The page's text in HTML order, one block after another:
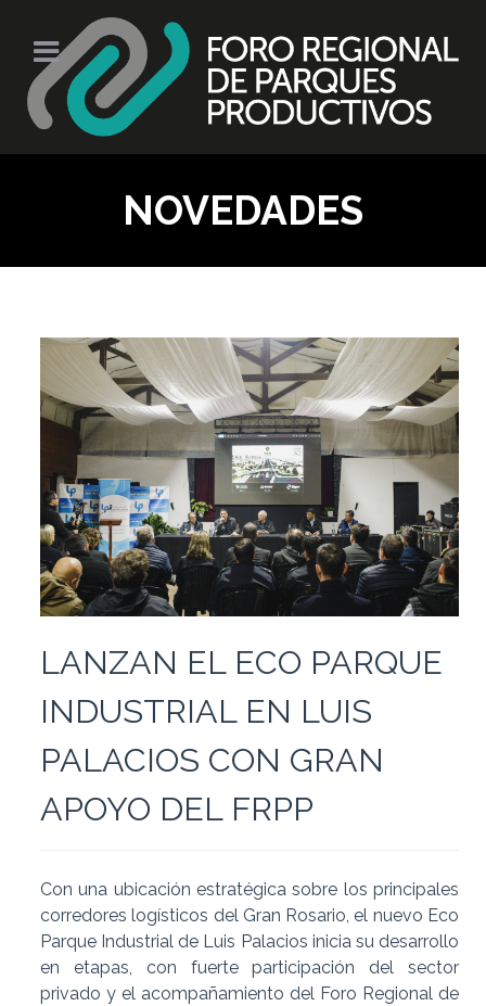
NOVEDADES
LANZAN EL ECO PARQUE
INDUSTRIAL EN LUIS
PALACIOS CON GRAN
APOYO DEL FRPP
Con una ubicación estratégica sobre los principales
corredores logísticos del Gran Rosario, el nuevo Eco
Parque Industrial de Luis Palacios inicia su desarrollo
en etapas, con fuerte participación del sector
privado y el acompañamiento del Foro Regional de